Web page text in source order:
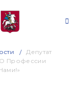
Депутат
О Профессии